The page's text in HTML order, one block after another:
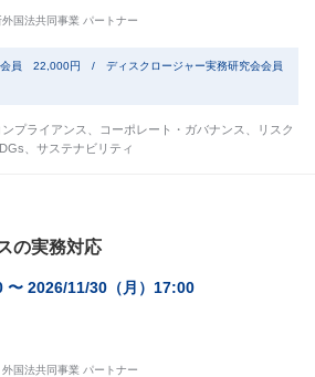
国法共同事業 パートナー
会員 22,000円 / ディスクロージャー実務研究会会員
ンプライアンス コーポレート・ガバナンス
リスク
サステナビリティ
の実務対応
〜 2026/11/30（月）17:00
国法共同事業 パートナー